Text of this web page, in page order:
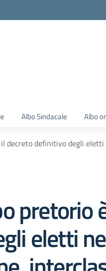
Albo Sindacale Albo
decreto definitivo degli
pretorio
eletti